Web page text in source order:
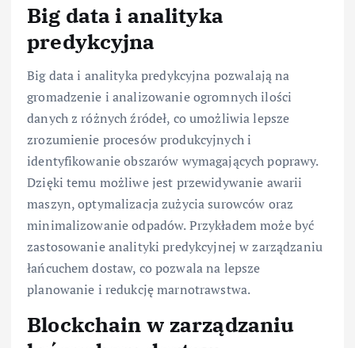
Big data i analityka
predykcyjna
Big data i analityka predykcyjna pozwalają na
gromadzenie i analizowanie ogromnych ilości
danych z różnych źródeł, co umożliwia lepsze
zrozumienie procesów produkcyjnych i
identyfikowanie obszarów wymagających poprawy.
Dzięki temu możliwe jest przewidywanie awarii
maszyn, optymalizacja zużycia surowców oraz
minimalizowanie odpadów. Przykładem może być
zastosowanie analityki predykcyjnej w zarządzaniu
łańcuchem dostaw, co pozwala na lepsze
planowanie i redukcję marnotrawstwa.
Blockchain w zarządzaniu